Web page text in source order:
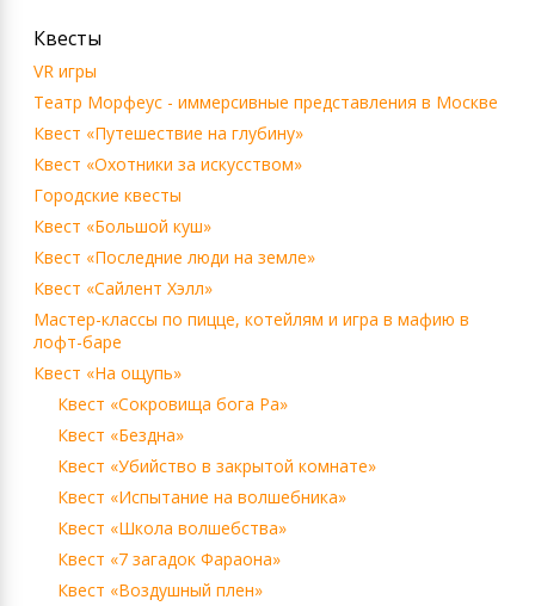
Квесты
VR игры
Театр Морфеус - иммерсивные представления в Москве
Квест «Путешествие на глубину»
Квест «Охотники за искусством»
Городские квесты
Квест «Большой куш»
Квест «Последние люди на земле»
Квест «Сайлент Хэлл»
Мастер-классы по пицце, котейлям и игра в мафию в
лофт-баре
Квест «На ощупь»
Квест «Сокровища бога Ра»
Квест «Бездна»
Квест «Убийство в закрытой комнате»
Квест «Испытание на волшебника»
Квест «Школа волшебства»
Квест «7 загадок Фараона»
Квест «Воздушный плен»